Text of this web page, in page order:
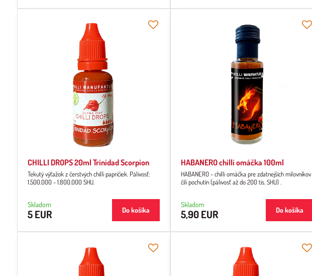
CHILLI DROPS 20ml Trinidad Scorpion
Tekutý výťažok z čerstvých chilli papričiek. Pálivosť:
1.500.000 - 1.800.000 SHU.
Skladom
5 EUR Do košíka
HABANERO chilli omáčka 100ml
HABANERO - chilli omáčka pre zdatnejších milovníkov
čili pochutín (pálivosť až do 200 tis. SHU) .
Skladom
5,90 EUR Do košíka